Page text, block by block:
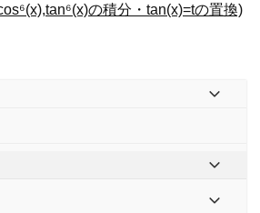
の積分・tan(x)=tの置換)